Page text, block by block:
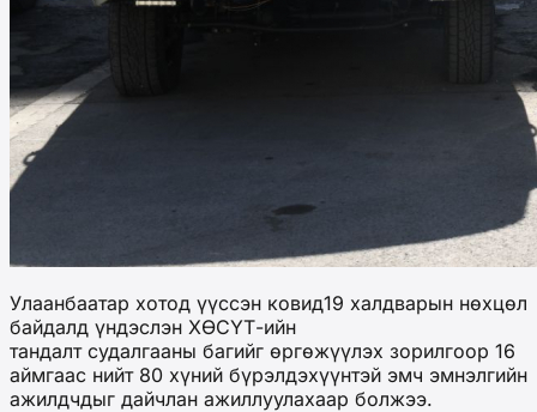
Улаанбаатар хотод үүссэн ковид19 халдварын нөхцөл
байдалд үндэслэн ХӨСҮТ-ийн
тандалт судалгааны багийг өргөжүүлэх зорилгоор 16
аймгаас нийт 80 хүний бүрэлдэхүүнтэй эмч эмнэлгийн
ажилдчдыг дайчлан ажиллуулахаар болжээ.